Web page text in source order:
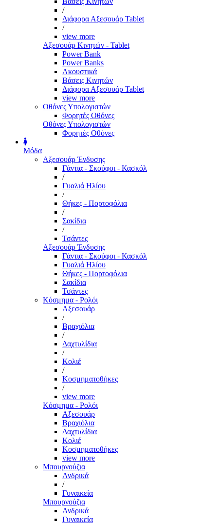
/
Διάφορα Αξεσουάρ Tablet
/
view more
Αξεσουάρ Κινητών - Tablet
Power Bank
Power Banks
Ακουστικά
Βάσεις Κινητών
Διάφορα Αξεσουάρ Tablet
view more
Οθόνες Υπολογιστών
Φορητές Οθόνες
Οθόνες Υπολογιστών
Φορητές Οθόνες
Μόδα
Αξεσουάρ Ένδυσης
Γάντια - Σκούφοι - Κασκόλ
/
Γυαλιά Ηλίου
/
Θήκες - Πορτοφόλια
/
Σακίδια
/
Τσάντες
Αξεσουάρ Ένδυσης
Γάντια - Σκούφοι - Κασκόλ
Γυαλιά Ηλίου
Θήκες - Πορτοφόλια
Σακίδια
Τσάντες
Κόσμημα - Ρολόι
Αξεσουάρ
/
Βραχιόλια
/
Δαχτυλίδια
/
Κολιέ
/
Κοσμηματοθήκες
/
view more
Κόσμημα - Ρολόι
Αξεσουάρ
Βραχιόλια
Δαχτυλίδια
Κολιέ
Κοσμηματοθήκες
view more
Μπουρνούζια
Ανδρικά
/
Γυναικεία
Μπουρνούζια
Ανδρικά
Γυναικεία